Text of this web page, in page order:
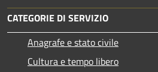
CATEGORIE DI SERVIZIO
Anagrafe e stato civile
Cultura e tempo libero